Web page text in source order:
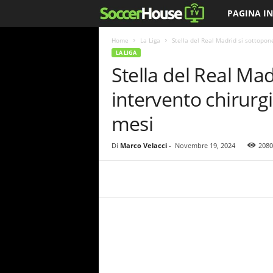
o
c
r
o
PAGINA
Home La Liga Stella del Real Madrid si
LA LIGA
Stella del Real
intervento
mesi
Di Marco Velacci- Novembre 19, 2024 2080